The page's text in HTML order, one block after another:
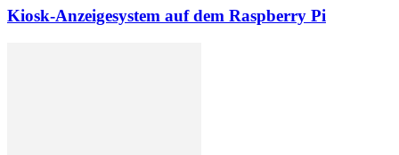
Kiosk-Anzeigesystem auf dem Raspberry Pi